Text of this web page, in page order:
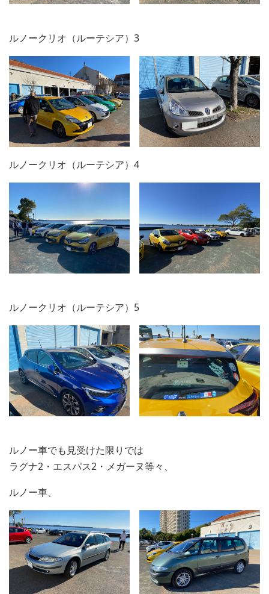
ルノークリオ（ルーテシア）3
ルノークリオ（ルーテシア）4
ルノークリオ（ルーテシア）5
ルノー車でも見受けた限りでは
ラグナ2・エスパス2・メガーヌ等々、
ルノー車、